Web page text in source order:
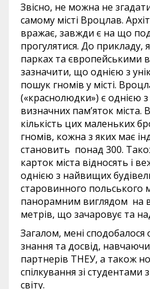
Звісно, не можна не
самому місті Вроцлав.
вражає, завжди є на що
прогулятися. До прикладу,
парках та європейськими
зазначити, що однією з
пошук гномів у місті.
(«краснолюдки») є однією
визначних пам’яток міста.
кількість цих маленьких
гномів, кожна з яких має
становить понад 300.
карток міста відносять і
однією з найвищих
старовинного польського
панорамним виглядом на
метрів, що зачаровує та
Загалом, мені сподобалося
знання та досвід,
партнерів ТНЕУ, а також
спілкування зі студентами
світу.